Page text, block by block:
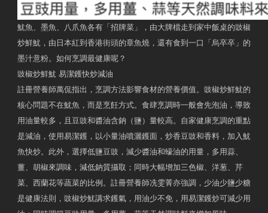
魷魚、墨魚、八爪魚各有「招牌菜」，由大牌檔走到家中飯桌的豉椒
炒鮮魷，由日本紅到香港街頭的章魚燒，還有食到一口「烏卒卒」的
墨汁意粉。如何烹調最健康呢？
豉椒炒鮮魷 易潔鑊快炒減油
註冊營養師萬侃指出，烹調方法影響食材的營養價值。豉椒炒鮮魷的
核心問題不在魷魚，而是烹飪方式。食肆烹調時一般會先泡油，導致
用油量較多，且豆豉和醬油含鈉（鹽）量較高。自家健康烹調的重點
是減油，使用易潔鑊，以小量油噴灑鑊面，炒香豆豉和香料，加入魷
魚快炒。此外，選擇低鹽豆豉，減少醬油和蠔油的用量，多用蒜、
薑、胡椒來調味，減低鈉質攝取；同時大幅增加三色椒、洋葱、芹
菜、西蘭花等蔬菜的比例。註冊營養師冼雯菁亦強調，少油少鹽少糖
是健康法則，豉椒炒魷講求鑊氣，用油少不免，用易潔鑊炒可減少用